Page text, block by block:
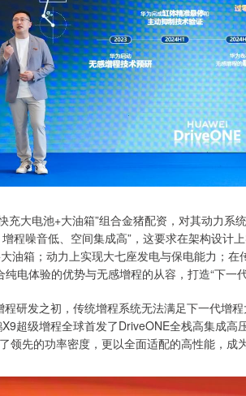
充大电池+大油箱”组合金猪配资，对其动力系
程噪音低、空间集成高”，这要求在架构设计
油箱；动力上实现大七座发电与保电能力；
电体验的优势与无感增程的从容，打造“下一代
研发之初，传统增程系统无法满足下一代增
超级增程全球首发了DriveONE全栈高集成
领先的功率密度，更以全面适配的高性能，成
21.92 0.57% 深证成